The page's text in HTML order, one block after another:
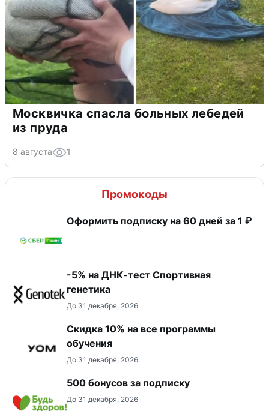
Москвичка спасла больных лебедей
из пруда
8 августа 1
Промокоды
Оформить подписку на 60 дней за 1 ₽
-5% на ДНК-тест Спортивная
генетика
До 31 декабря, 2026
Скидка 10% на все программы
обучения
До 31 декабря, 2026
500 бонусов за подписку
До 31 декабря, 2026